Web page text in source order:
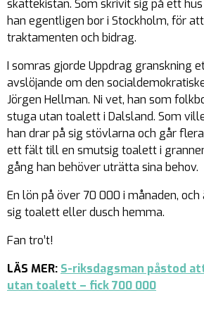
skattekistan. Som skrivit sig på ett
han egentligen bor i Stockholm, för
traktamenten och bidrag.
I somras gjorde Uppdrag granskning
avslöjande om den
Jörgen Hellman. Ni vet, han som
stuga utan toalett i Dalsland. Som
han drar på sig stövlarna och går
ett fält till en smutsig toalett i
gång han behöver uträtta sina behov.
En lön på över 70 000 i månaden, och
sig toalett eller dusch hemma.
Fan tro’t!
LÄS MER: S-riksdagsman påstod
utan toalett – fick 700 000